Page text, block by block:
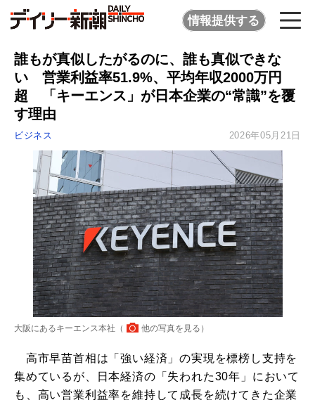
情報提供する
誰もが真似したがるのに、誰も真似できな
い 営業利益率51.9%、平均年収2000万円
超 「キーエンス」が日本企業の“常識”を覆
す理由
ビジネス 2026年05月21日
大阪にあるキーエンス本社（ 他の写真を見る ）
高市早苗首相は「強い経済」の実現を標榜し支持を
集めているが、日本経済の「失われた30年」において
も、高い営業利益率を維持して成長を続けてきた企業